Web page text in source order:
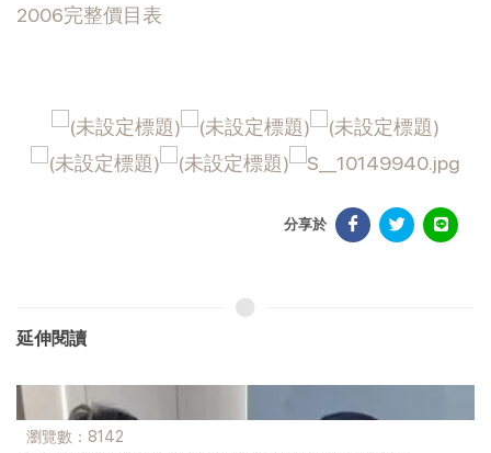
2006完整價目表
分享於
延伸閱讀
瀏覽數：5658